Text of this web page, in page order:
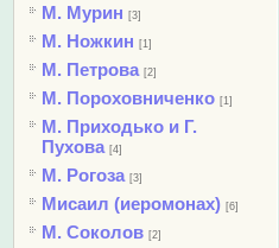
М. Мурин [3]
М. Ножкин [1]
М. Петрова [2]
М. Пороховниченко [1]
М. Приходько и Г.
Пухова [4]
М. Рогоза [3]
Мисаил (иеромонах) [6]
М. Соколов [2]